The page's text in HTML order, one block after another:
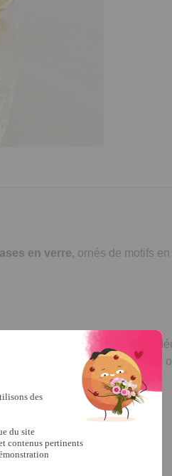
en verre, ornés de motifs
une note de pep’s à votre
une entrée, une